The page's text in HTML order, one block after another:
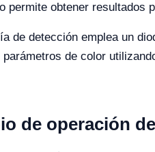
permite obtener resultados
de detección emplea un
de color
de operación